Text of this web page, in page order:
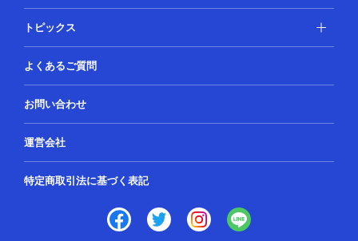
トピックス
よくあるご質問
お問い合わせ
運営会社
特定商取引法に基づく表記